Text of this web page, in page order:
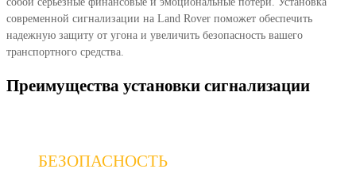
современной сигнализации на Land Rover поможет обеспечить
надежную защиту от угона и увеличить безопасность вашего
транспортного средства.
Преимущества установки сигнализации
БЕЗОПАСНОСТЬ